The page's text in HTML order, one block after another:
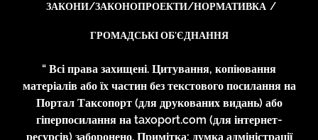
ЗАКОНИ/ЗАКОНОПРОЕКТИ/НОРМАТИВКА
ГРОМАДСЬКІ ОБ’ЄДНАННЯ
“ Всі права захищені. Цитування, копіювання
матеріалів або їх частин без текстового посилання на
Портал Таксопорт (для друкованих видань) або
гіперпосилання на taxoport.com (для інтернет-
ресурсів) заборонено. Примітка: думка адміністрації